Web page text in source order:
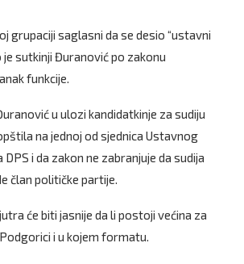
grupaciji saglasni da se desio “ustavni
je sutkinji Đuranović po zakonu
funkcije.
u ulozi kandidatkinje za sudiju
na jednoj od sjednica Ustavnog
i da zakon ne zabranjuje da sudija
član političke partije.
će biti jasnije da li postoji većina za
i u kojem formatu.